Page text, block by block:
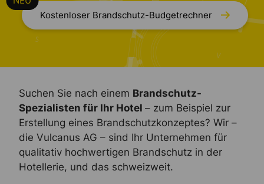
Kostenloser Brandschutz-Budgetrechner
Suchen Sie nach einem Brandschutz-
Spezialisten für Ihr Hotel– zum Beispiel zur
Erstellung eines Brandschutzkonzeptes? Wir –
die Vulcanus AG – sind Ihr Unternehmen für
qualitativ hochwertigen Brandschutz in der
Hotellerie, und das schweizweit.